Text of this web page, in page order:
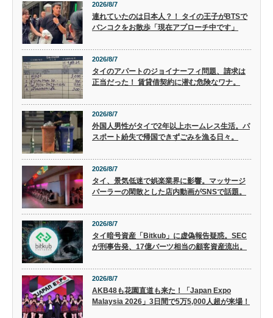
2026/8/7
連れていたのは日本人？！ タイの王子がBTSで
バンコクをお散歩「現在アプローチ中です」
2026/8/7
タイのアパートのジョイナーフィ問題、請求は
正当だった！ 賃貸借契約に潜む危険なワナ。
2026/8/7
外国人男性がタイで2年以上ホームレス生活。パ
スポート紛失で帰国できずごみを漁る日々。
2026/8/7
タイ、景気低迷で娯楽業界に影響。マッサージ
パーラーの閑散とした店内動画がSNSで話題。
2026/8/7
タイ暗号資産「Bitkub」に虚偽報告疑惑。SEC
が刑事告発、17億バーツ相当の顧客資産流出。
2026/8/7
AKB48も花園直道も来た！「Japan Expo
Malaysia 2026」3日間で5万5,000人超が来場！